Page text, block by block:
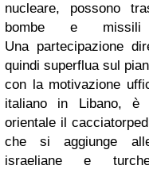
nucleare, possono
bombe e missili
Una partecipazione
quindi superflua sul
con la motivazione
italiano in Libano, è
orientale il
che si aggiunge
israeliane e